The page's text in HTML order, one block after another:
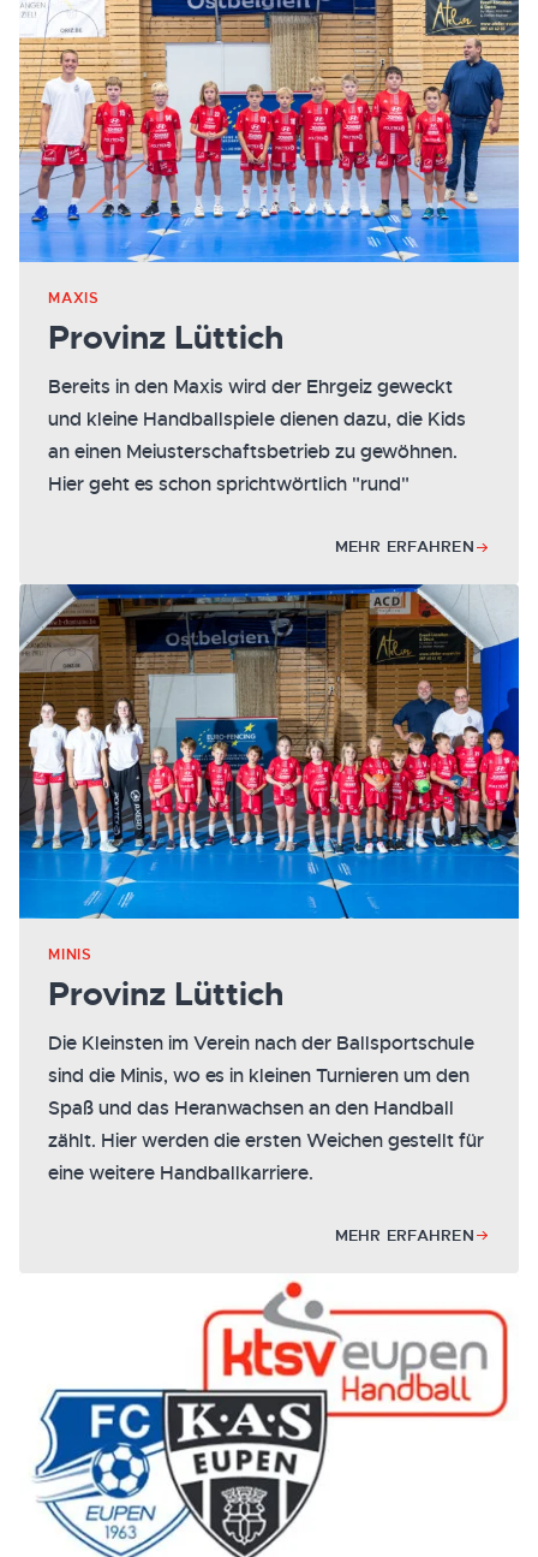
MAXIS
Provinz Lüttich
Bereits in den Maxis wird der Ehrgeiz geweckt
und kleine Handballspiele dienen dazu, die Kids
an einen Meiusterschaftsbetrieb zu gewöhnen.
Hier geht es schon sprichtwörtlich "rund"
MEHR ERFAHREN
MINIS
Provinz Lüttich
Die Kleinsten im Verein nach der Ballsportschule
sind die Minis, wo es in kleinen Turnieren um den
Spaß und das Heranwachsen an den Handball
zählt. Hier werden die ersten Weichen gestellt für
eine weitere Handballkarriere.
MEHR ERFAHREN